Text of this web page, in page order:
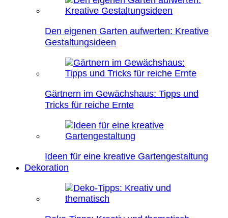
Den eigenen Garten aufwerten: Kreative
Gestaltungsideen
Gärtnern im Gewächshaus: Tipps und
Tricks für reiche Ernte
Ideen für eine kreative Gartengestaltung
Dekoration